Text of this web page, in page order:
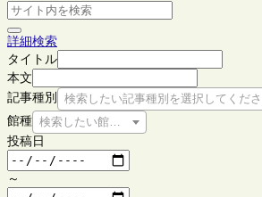
詳細検索
タイトル
本文
記事種別
検索したい記事種別を選択してくだ
館種 検索したい館種を選択してください
投稿日
～